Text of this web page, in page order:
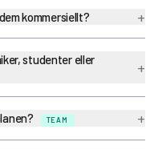
kommersiellt? +
studenter eller
+
TEAM +